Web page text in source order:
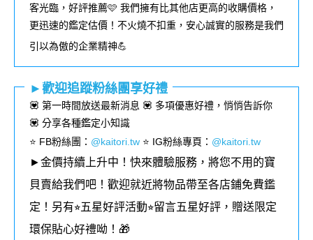
客光臨，好評推薦🩷 我們擁有比其他店更高的收購價格，
更迅速的鑑定估價！不火燒不扣重，安心誠實的服務是我們
引以為傲的企業精神💪
►歡迎追蹤粉絲團享好禮
💟 第一時間放送最新消息 💟 多項優惠好禮，悄悄告訴你
💟 分享各種鑑定小知識
⭐️ FB粉絲團 ： @kaitori.tw ⭐️ IG粉絲專頁 ： @kaitori.tw
►金價持續上升中！快來體驗服務，將您不用的寶
貝賣給我們吧！歡迎就近將物品帶至各店鋪免費鑑
定！ 另有⭐︎五星好評活動⭐︎留言五星好評，贈送限定
環保貼心好禮呦！🎁